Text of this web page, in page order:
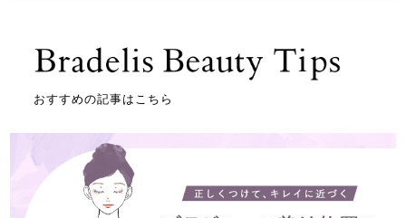
おすすめの記事はこちら